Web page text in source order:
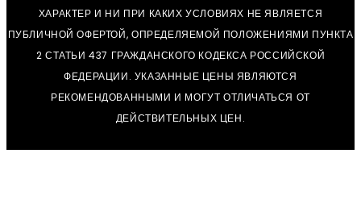
ХАРАКТЕР И НИ ПРИ КАКИХ УСЛОВИЯХ НЕ ЯВЛЯЕТСЯ
ПУБЛИЧНОЙ ОФЕРТОЙ, ОПРЕДЕЛЯЕМОЙ ПОЛОЖЕНИЯМИ ПУНКТА
2 СТАТЬИ 437 ГРАЖДАНСКОГО КОДЕКСА РОССИЙСКОЙ
ФЕДЕРАЦИИ. УКАЗАННЫЕ ЦЕНЫ ЯВЛЯЮТСЯ
РЕКОМЕНДОВАННЫМИ И МОГУТ ОТЛИЧАТЬСЯ ОТ
ДЕЙСТВИТЕЛЬНЫХ ЦЕН.